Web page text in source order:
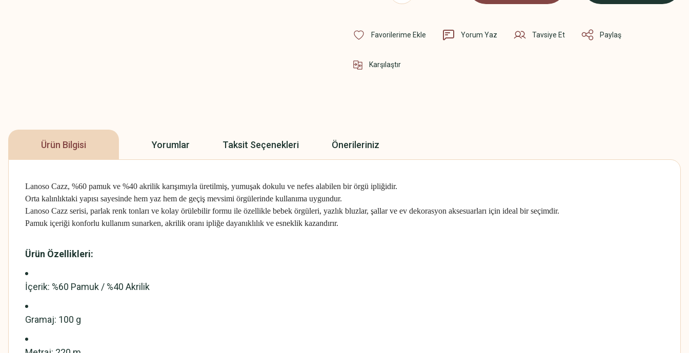
Yorum Yaz Tavsiye Et Paylaş
Karşılaştır
Ürün Bilgisi Yorumlar Taksit Seçenekleri Önerileriniz
Lanoso Cazz, %60 pamuk ve %40 akrilik karışımıyla üretilmiş, yumuşak dokulu ve nefes alabilen bir örgü ipliğidir.
Orta kalınlıktaki yapısı sayesinde hem yaz hem de geçiş mevsimi örgülerinde kullanıma uygundur.
Lanoso Cazz serisi, parlak renk tonları ve kolay örülebilir formu ile özellikle bebek örgüleri, yazlık bluzlar, şallar ve ev dekorasyon aksesuarları için ideal bir seçimdir.
Pamuk içeriği konforlu kullanım sunarken, akrilik oranı ipliğe dayanıklılık ve esneklik kazandırır.
Ürün Özellikleri:
İçerik: %60 Pamuk / %40 Akrilik
Gramaj: 100 g